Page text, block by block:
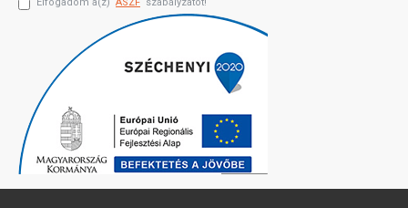
Elfogadom a(z) ÁSZF szabályzatot!